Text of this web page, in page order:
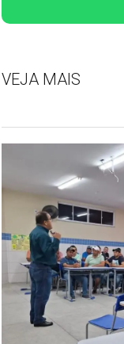
VEJA MAIS